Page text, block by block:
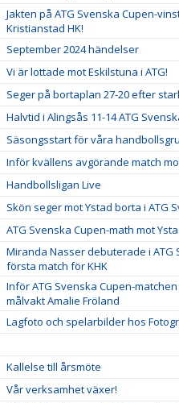
Jakten på ATG Svenska Cupen-
Kristianstad HK!
September 2024 händelser
Vi är lottade mot Eskilstuna i ATG!
Seger på bortaplan 27-20 efter
Halvtid i Alingsås 11-14 ATG
Säsongsstart för våra
Inför kvällens avgörande match
Handbollsligan Live
Skön seger mot Ystad borta i ATG
ATG Svenska Cupen-math mot
Miranda Nasser debuterade i ATG
första match för KHK
Inför ATG Svenska Cupen-
målvakt Amalie Fröland
Lagfoto och spelarbilder hos
Kallelse till årsmöte
Vår verksamhet växer!